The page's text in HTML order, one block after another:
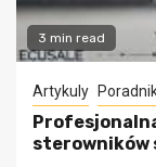
3 min read
Artykuly
sterowników